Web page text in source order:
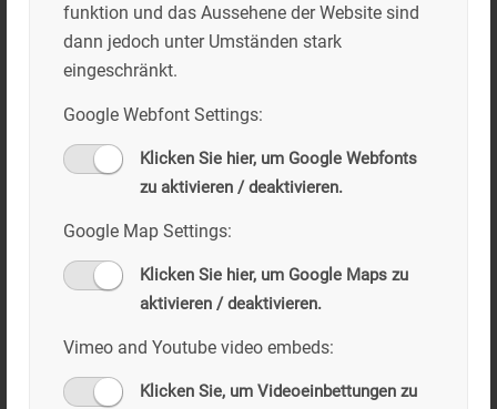
funktion und das Aussehene der Website sind
dann jedoch unter Umständen stark
eingeschränkt.
Google Webfont Settings:
Klicken Sie hier, um Google Webfonts
zu aktivieren / deaktivieren.
Google Map Settings:
Klicken Sie hier, um Google Maps zu
aktivieren / deaktivieren.
Vimeo and Youtube video embeds:
Klicken Sie, um Videoeinbettungen zu